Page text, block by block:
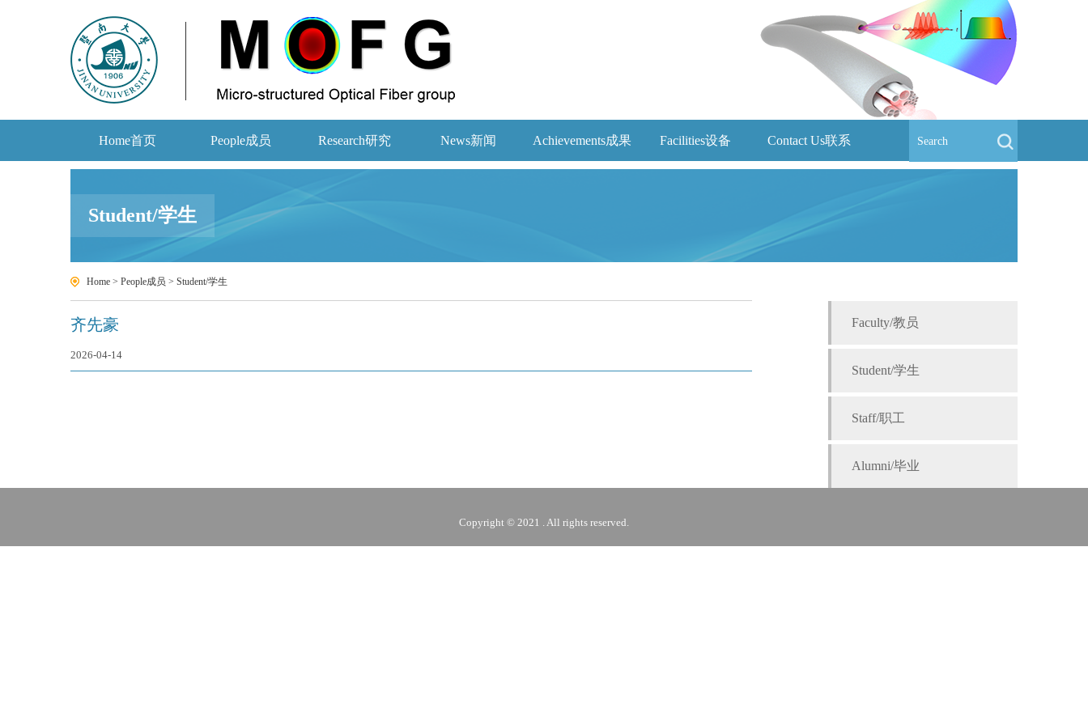
Home首页 People成员 Research研究 News新闻 Achievements成果 Facilities设备 Contact Us联系
Student/学生
Home > People成员 > Student/学生
齐先豪
2026-04-14
Faculty/教员
Student/学生
Staff/职工
Alumni/毕业
Copyright © 2021 . All rights reserved.